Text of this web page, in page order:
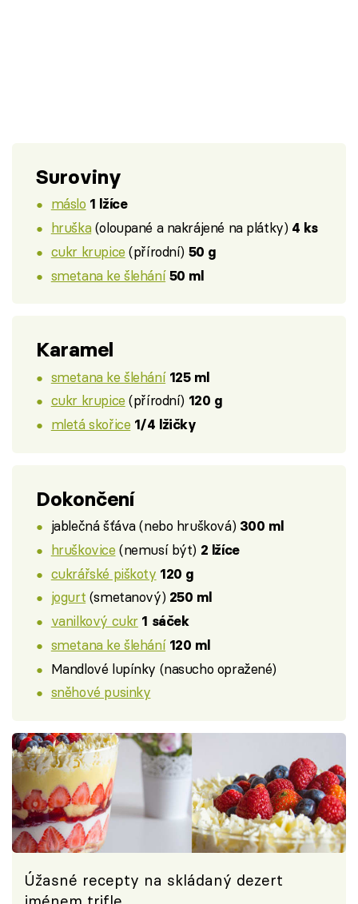
Suroviny
máslo 1 lžíce
hruška(oloupané a nakrájené na plátky) 4 ks
cukr krupice (přírodní) 50 g
smetana ke šlehání 50 ml
Karamel
smetana ke šlehání 125 ml
cukr krupice (přírodní) 120 g
mletá skořice 1/4 lžičky
Dokončení
jablečná šťáva (nebo hrušková) 300 ml
hruškovice (nemusí být) 2 lžíce
cukrářské piškoty 120 g
jogurt (smetanový) 250 ml
vanilkový cukr 1 sáček
smetana ke šlehání 120 ml
Mandlové lupínky (nasucho opražené)
sněhové pusinky
Úžasné recepty na skládaný dezert